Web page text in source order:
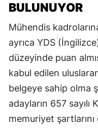
BULUNUYOR
Mühendis
ayrıca YDS
düzeyinde puan
kabul edilen
belgeye sahip olma
adayların 657
memuriyet